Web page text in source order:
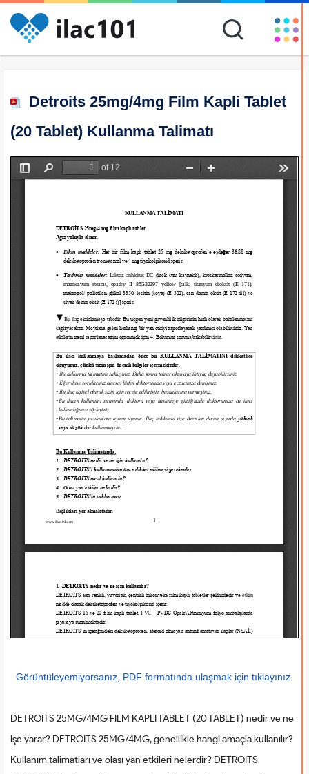
Detroits 25mg/4mg Film Kapli Tablet
(20 Tablet) Kullanma Talimatı
Görüntüleyemiyorsanız, PDF formatında ulaşmak için tıklayınız.
DETROITS 25MG/4MG FILM KAPLI TABLET (20 TABLET) nedir ve ne
işe yarar? DETROITS 25MG/4MG, genellikle hangi amaçla kullanılır?
Kullanım talimatları ve olası yan etkileri nelerdir? DETROITS